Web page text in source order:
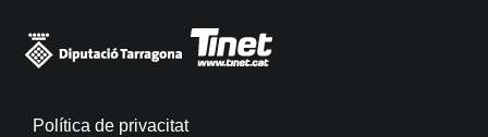
Política de privacitat